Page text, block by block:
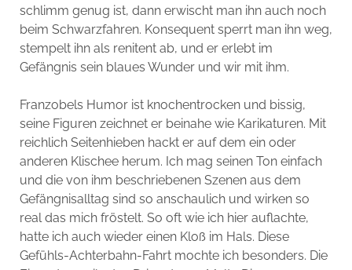
schlimm genug ist, dann erwischt man ihn auch noch
beim Schwarzfahren. Konsequent sperrt man ihn weg,
stempelt ihn als renitent ab, und er erlebt im
Gefängnis sein blaues Wunder und wir mit ihm.
Franzobels Humor ist knochentrocken und bissig,
seine Figuren zeichnet er beinahe wie Karikaturen. Mit
reichlich Seitenhieben hackt er auf dem ein oder
anderen Klischee herum. Ich mag seinen Ton einfach
und die von ihm beschriebenen Szenen aus dem
Gefängnisalltag sind so anschaulich und wirken so
real das mich fröstelt. So oft wie ich hier auflachte,
hatte ich auch wieder einen Kloß im Hals. Diese
Gefühls-Achterbahn-Fahrt mochte ich besonders. Die